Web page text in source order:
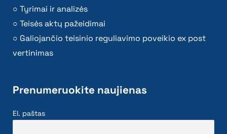
Tyrimai ir analizės
Teisės aktų pažeidimai
Galiojančio teisinio reguliavimo poveikio ex post
vertinimas
Prenumeruokite naujienas
El. paštas